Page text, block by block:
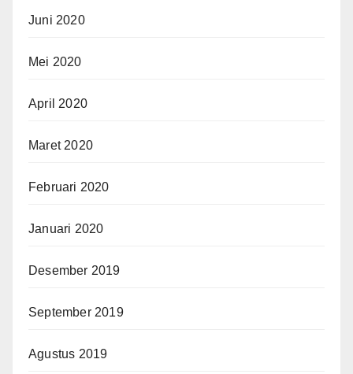
Juni 2020
Mei 2020
April 2020
Maret 2020
Februari 2020
Januari 2020
Desember 2019
September 2019
Agustus 2019